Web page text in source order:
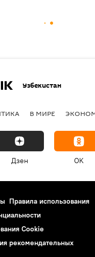
Узбекистан
В МИРЕ
Дзен OK
Правила использования
Cookie
рекомендательных